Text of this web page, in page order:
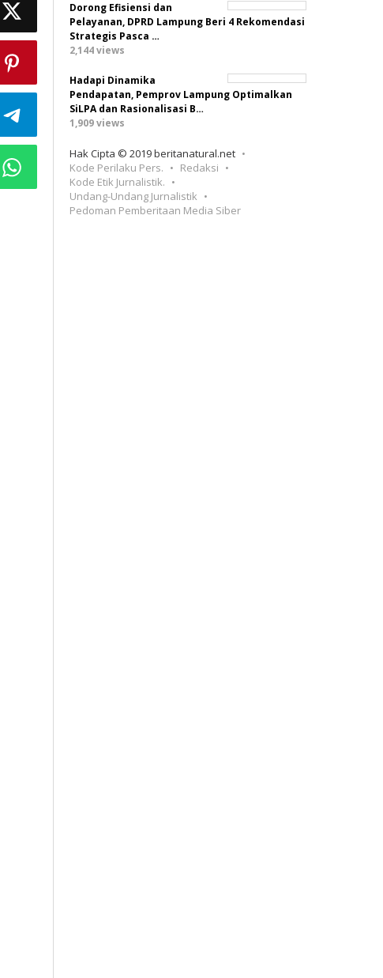
Dorong Efisiensi dan
Pelayanan, DPRD Lampung Beri 4 Rekomendasi
Strategis Pasca …
2,144 views
Hadapi Dinamika
Pendapatan, Pemprov Lampung Optimalkan
SiLPA dan Rasionalisasi B…
1,909 views
Hak Cipta © 2019 beritanatural.net
Kode Perilaku Pers.
Redaksi
Kode Etik Jurnalistik.
Undang-Undang Jurnalistik
Pedoman Pemberitaan Media Siber